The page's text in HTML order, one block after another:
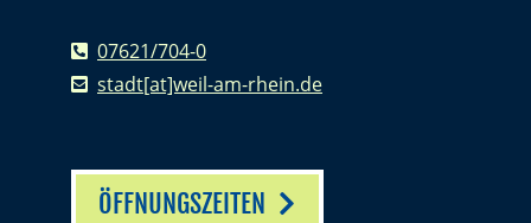
07621/704-0
stadt[at]weil-am-rhein.de
ÖFFNUNGSZEITEN